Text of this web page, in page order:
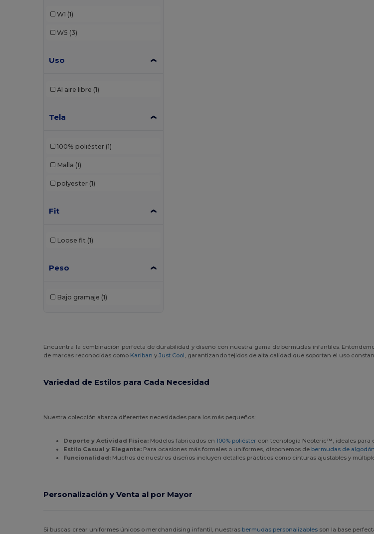
W1 (1)
W5 (3)
Uso
Al aire libre (1)
Tela
100% poliéster (1)
Malla (1)
polyester (1)
Fit
Loose fit (1)
Peso
Bajo gramaje (1)
Encuentra la combinación perfecta de durabilidad y diseño con nuestra gama de bermudas infantiles.
de marcas reconocidas como Kariban yJust Cool, garantizando tejidos de alta calidad que soportan el uso
Variedad de Estilos para Cada Necesidad
Nuestra colección abarca diferentes necesidades para los más pequeños:
Deporte y Actividad Física: Modelos fabricados en100% poliéster con tecnología Neoteric™, ideales para
Estilo Casual y Elegante: Para ocasiones más formales o uniformes, disponemos de bermudas de algodón
Funcionalidad: Muchos de nuestros diseños incluyen detalles prácticos como cinturas ajustables y
Personalización y Venta al por Mayor
Si buscas crear uniformes únicos o merchandising infantil, nuestras bermudas personalizables son la base